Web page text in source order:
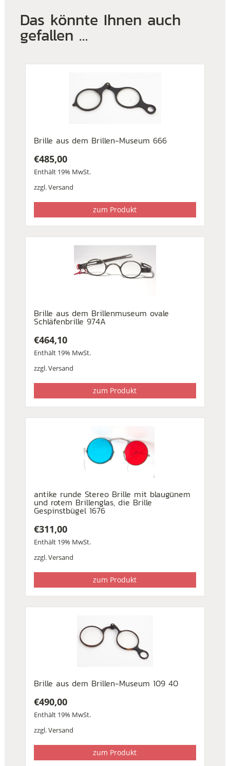
Das könnte Ihnen auch
gefallen …
Brille aus dem Brillen-Museum 666
€485,00
Enthält 19% MwSt.
zzgl.Versand
zum Produkt
Brille aus dem Brillenmuseum ovale
Schläfenbrille 974A
€464,10
Enthält 19% MwSt.
zzgl.Versand
zum Produkt
antike runde Stereo Brille mit blaugünem
und rotem Brillenglas, die Brille
Gespinstbügel 1676
€311,00
Enthält 19% MwSt.
zzgl.Versand
zum Produkt
Brille aus dem Brillen-Museum 109 40
€490,00
Enthält 19% MwSt.
zzgl.Versand
zum Produkt